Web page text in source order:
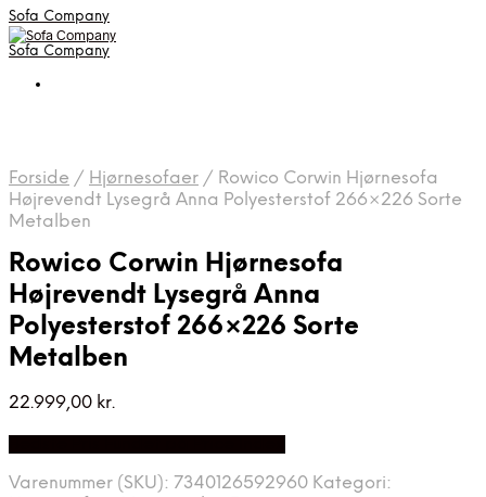
Sofa Company
Sofa Company
Forside / Hjørnesofaer / Rowico Corwin Hjørnesofa
Højrevendt Lysegrå Anna Polyesterstof 266×226 Sorte
Metalben
Rowico Corwin Hjørnesofa
Højrevendt Lysegrå Anna
Polyesterstof 266×226 Sorte
Metalben
22.999,00 kr.
Varenummer (SKU): 7340126592960 Kategori: